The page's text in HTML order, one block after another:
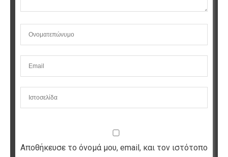
Αποθήκευσε το όνομά μου, email, και τον ιστότοπο